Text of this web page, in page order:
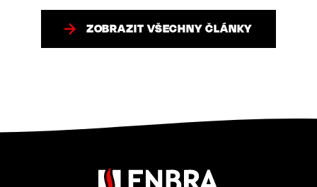
ZOBRAZIT VŠECHNY ČLÁNKY